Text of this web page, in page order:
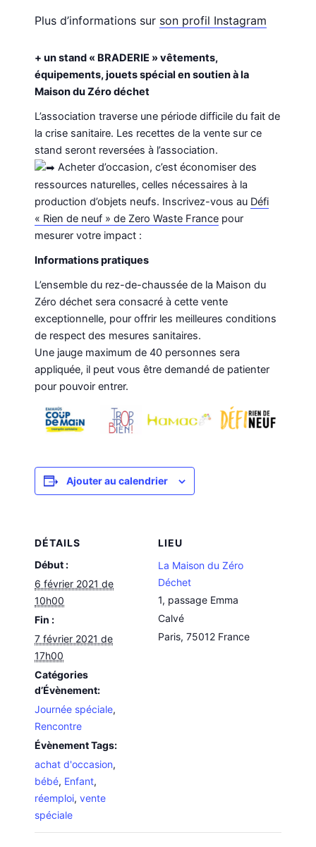
Plus d’informations sur son profil Instagram
+ un stand « BRADERIE » vêtements,
équipements, jouets spécial en soutien à la
Maison du Zéro déchet
L’association traverse une période difficile du fait de
la crise sanitaire. Les recettes de la vente sur ce
stand seront reversées à l’association.
Acheter d’occasion, c’est économiser des
ressources naturelles, celles nécessaires à la
production d’objets neufs. Inscrivez-vous au Défi
« Rien de neuf » de Zero Waste France pour
mesurer votre impact :
Informations pratiques
L’ensemble du rez-de-chaussée de la Maison du
Zéro déchet sera consacré à cette vente
exceptionnelle, pour offrir les meilleures conditions
de respect des mesures sanitaires.
Une jauge maximum de 40 personnes sera
appliquée, il peut vous être demandé de patienter
pour pouvoir entrer.
Ajouter au calendrier
DÉTAILS
Début :
6 février 2021 de
10h00
Fin :
7 février 2021 de
17h00
Catégories
d’Évènement:
Journée spéciale,
Rencontre
Évènement Tags:
achat d'occasion,
bébé, Enfant,
réemploi,vente
spéciale
LIEU
La Maison du Zéro
Déchet
1, passage Emma
Calvé
Paris, 75012 France